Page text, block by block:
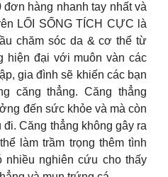
hàng nhanh tay nhất và
LỐI SỐNG TÍCH CỰC là
chăm sóc da & cơ thể từ
hiện đại với muôn vàn các
gia đình sẽ khiến các bạn
căng thẳng. Căng thẳng
đến sức khỏe và mà còn
Căng thẳng không gây ra
làm trầm trọng thêm tình
nhiều nghiên cứu cho thấy